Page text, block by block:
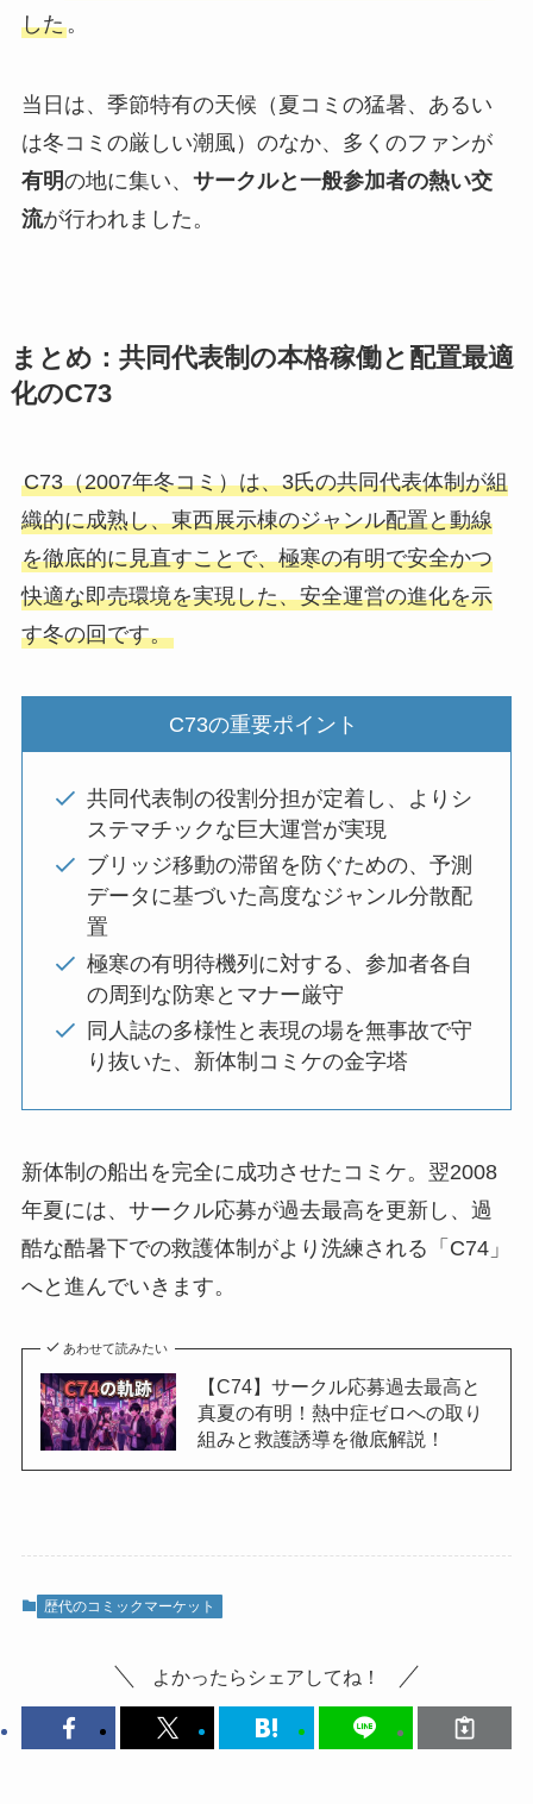
した。
当日は、季節特有の天候（夏コミの猛暑、あるい
は冬コミの厳しい潮風）のなか、多くのファンが
有明の地に集い、 サークルと一般参加者の熱い交
流が行われました。
まとめ：共同代表制の本格稼働と配置最適
化のC73
C73（2007年冬コミ）は、3氏の共同代表体制が組
織的に成熟し、東西展示棟のジャンル配置と動線
を徹底的に見直すことで、極寒の有明で安全かつ
快適な即売環境を実現した、安全運営の進化を示
す冬の回です。
C73の重要ポイント
共同代表制の役割分担が定着し、よりシ
ステマチックな巨大運営が実現
ブリッジ移動の滞留を防ぐための、予測
データに基づいた高度なジャンル分散配
置
極寒の有明待機列に対する、参加者各自
の周到な防寒とマナー厳守
同人誌の多様性と表現の場を無事故で守
り抜いた、新体制コミケの金字塔
新体制の船出を完全に成功させたコミケ。翌2008
年夏には、サークル応募が過去最高を更新し、過
酷な酷暑下での救護体制がより洗練される「C74」
へと進んでいきます。
あわせて読みたい
【C74】サークル応募過去最高と
真夏の有明！熱中症ゼロへの取り
組みと救護誘導を徹底解説！
歴代のコミックマーケット
よかったらシェアしてね！